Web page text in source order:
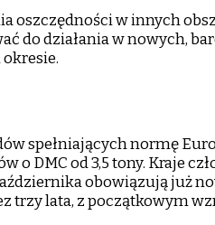
oszczędności w innych
do działania w nowych,
spełniających normę
o DMC od 3,5 tony. Kraje
obowiązują już
lata, z początkowym